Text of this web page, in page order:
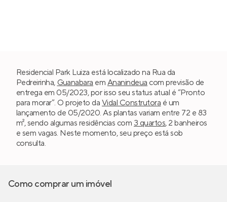
Residencial Park Luiza está localizado na Rua da
Pedreirinha, Guanabara em Ananindeua com previsão de
entrega em 05/2023, por isso seu status atual é “Pronto
para morar”. O projeto da Vidal Construtora é um
lançamento de 05/2020. As plantas variam entre 72 e 83
m², sendo algumas residências com 3 quartos, 2 banheiros
e sem vagas. Neste momento, seu preço está sob
consulta.
Como comprar um imóvel